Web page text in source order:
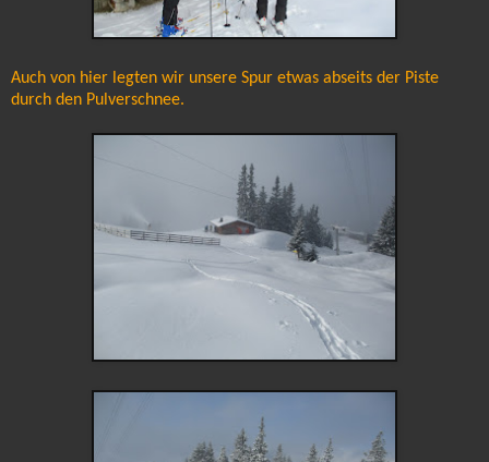
Auch von hier legten wir unsere Spur etwas abseits der Piste
durch den Pulverschnee.